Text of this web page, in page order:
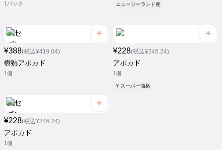
1パック ニュージーランド産
¥388(税込¥419.04)
樹熟アボカド
1個
¥228(税込¥246.24)
アボカド
1個
¥ スーパー価格
¥228(税込¥246.24)
アボカド
1個